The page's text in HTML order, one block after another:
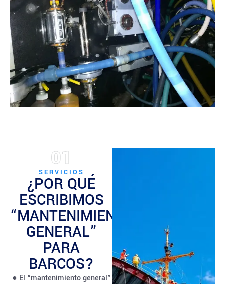
01
SERVICIOS
¿POR QUÉ
ESCRIBIMOS
“MANTENIMIENTO
GENERAL”
PARA
BARCOS?
● El “mantenimiento general”